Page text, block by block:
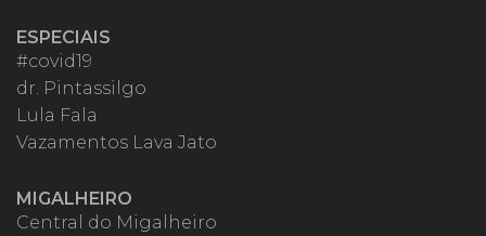
ESPECIAIS
#covid19
dr. Pintassilgo
Lula Fala
Vazamentos Lava Jato
MIGALHEIRO
Central do Migalheiro